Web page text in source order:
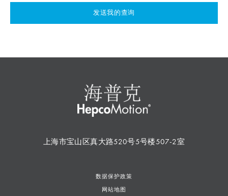
发送我的查询
上海市宝山区真大路520号5号楼507-2室
数据保护政策
网站地图